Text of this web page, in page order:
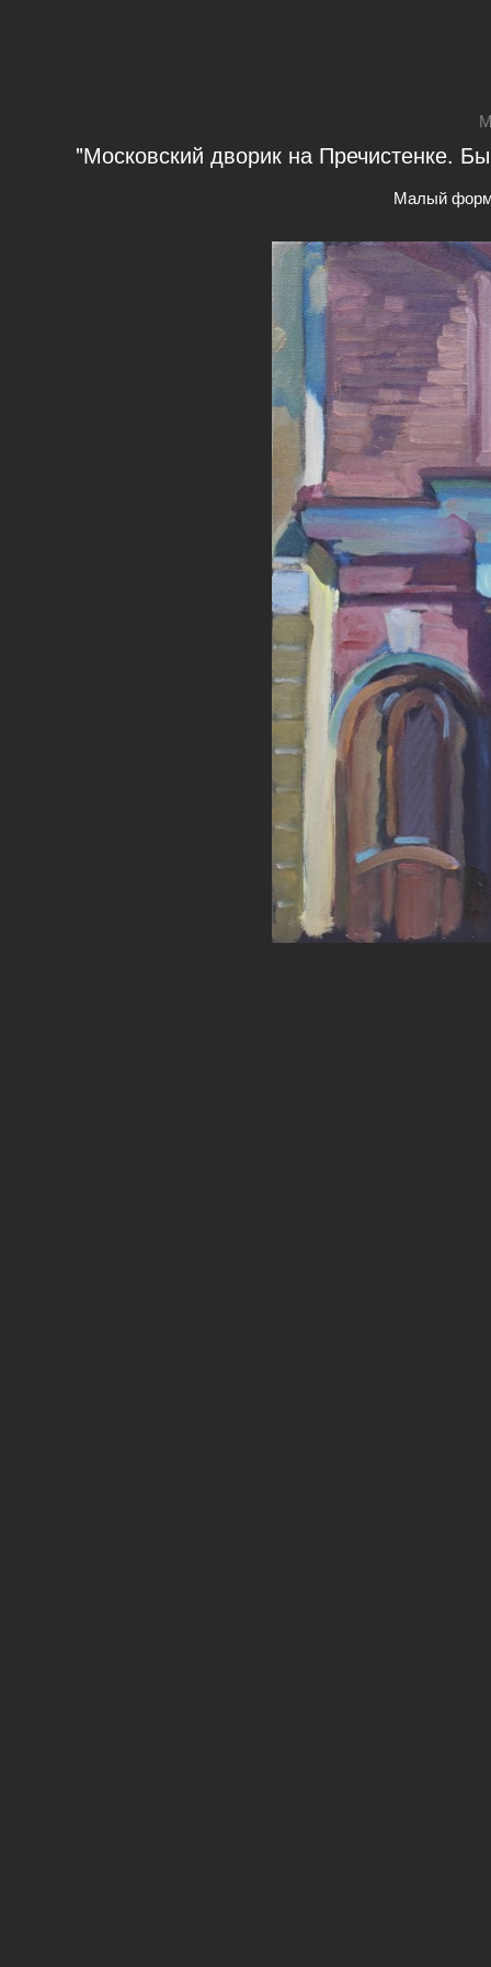
"Московский дворик на Пречистенке.
Малый